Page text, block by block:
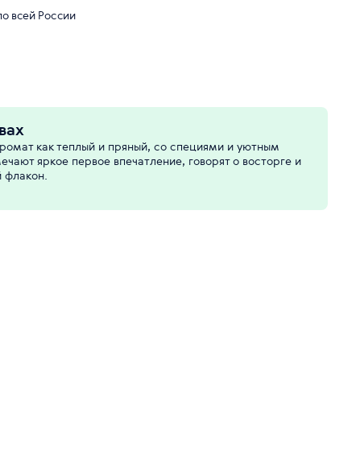
всей России
как теплый и пряный, со специями и уютным
яркое первое впечатление, говорят о восторге и
флакон.